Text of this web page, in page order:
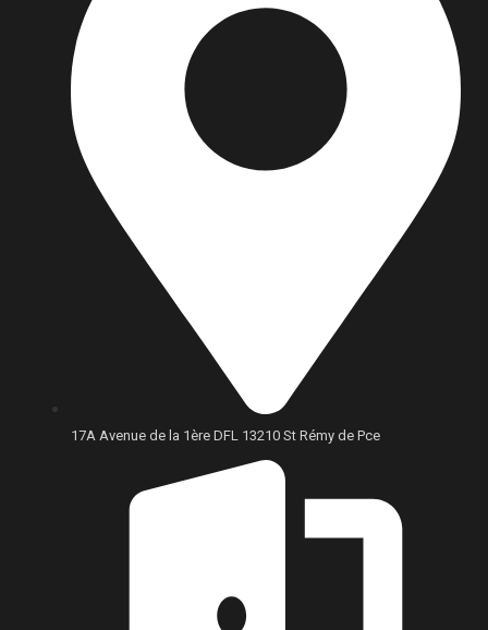
17A Avenue de la 1ère DFL 13210 St Rémy de Pce